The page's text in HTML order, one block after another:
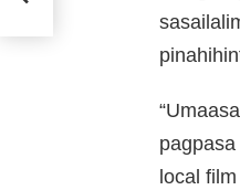
local